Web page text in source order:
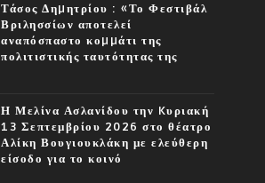
Τάσος Δηµητρίου : «Το Φεστιβάλ
Βριλησσίων αποτελεί
αναπόσπαστο κοµµάτι της
πολιτιστικής ταυτότητας της
Η Μελίνα Ασλανίδου την Kυριακή
13 Σεπτεμβρίου 2026 στο θέατρο
Αλίκη Βουγιουκλάκη με ελεύθερη
είσοδο για το κοινό